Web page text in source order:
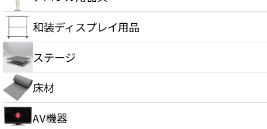
和装ディスプレイ用品
ステージ
床材
AV機器